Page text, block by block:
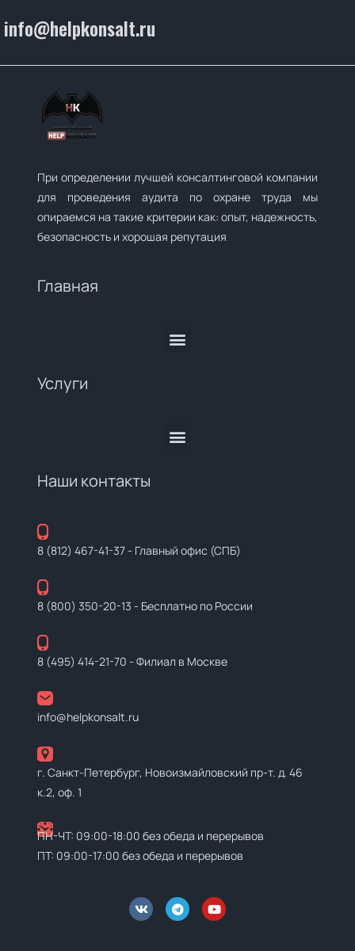
info@helpkonsalt.ru
При определении лучшей консалтинговой компании
для проведения аудита по охране труда мы
опираемся на такие критерии как: опыт, надежность,
безопасность и хорошая репутация
Главная
Услуги
Наши контакты
8 (812) 467-41-37- Главный офис (СПБ)
8 (800) 350-20-13 - Бесплатно по России
8 (495) 414-21-70 - Филиал в Москве
info@helpkonsalt.ru
г. Санкт-Петербург, Новоизмайловский пр-т. д. 46
к.2, оф. 1
ПН-ЧТ: 09:00-18:00 без обеда и перерывов
ПТ: 09:00-17:00 без обеда и перерывов